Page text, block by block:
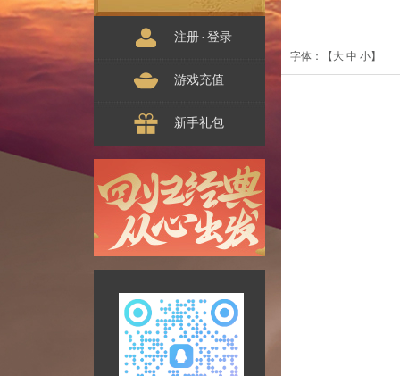
注册 · 登录
游戏充值
新手礼包
字体：【 大 中 小】